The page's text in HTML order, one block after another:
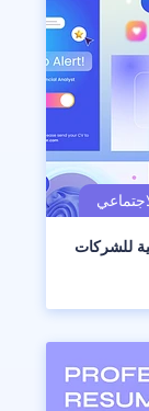
للشركات